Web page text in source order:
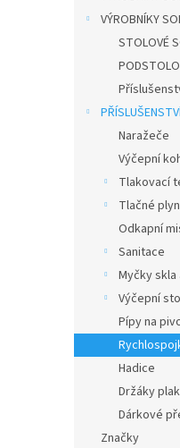
VÝROBNÍKY
STOLOVÉ
Naražeče
Výčepní
Tlakovací
Tlačné
Odkapní
Sanitace
Myčky
Výčepní
Pípy na
Hadice
Držáky
Dárkové
Značky